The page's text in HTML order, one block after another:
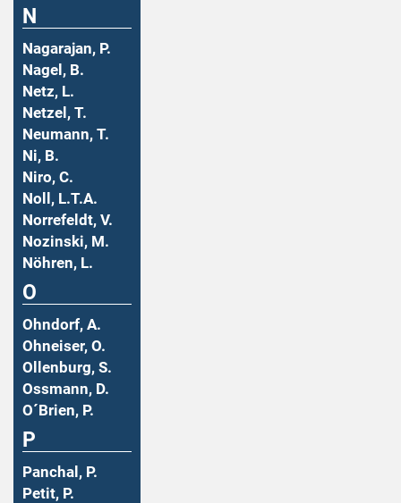
N
Nagarajan, P.
Nagel, B.
Netz, L.
Netzel, T.
Neumann, T.
Ni, B.
Niro, C.
Noll, L.T.A.
Norrefeldt, V.
Nozinski, M.
Nöhren, L.
O
Ohndorf, A.
Ohneiser, O.
Ollenburg, S.
Ossmann, D.
O´Brien, P.
P
Panchal, P.
Petit, P.